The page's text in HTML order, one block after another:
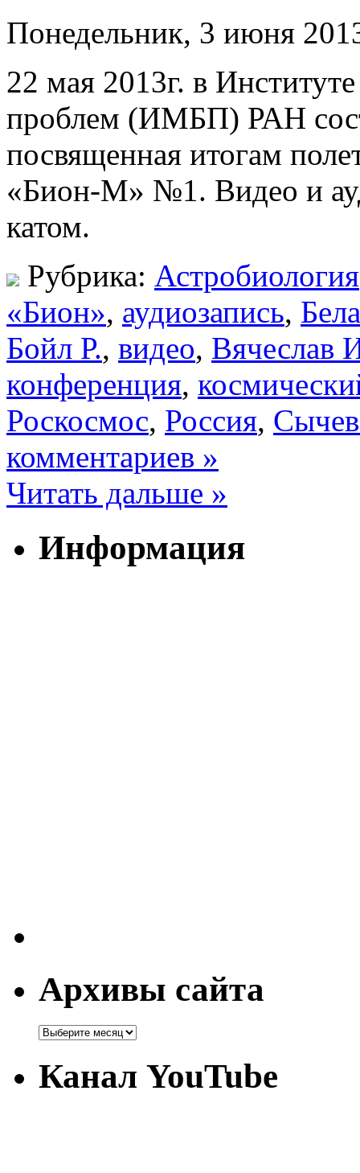
Понедельник, 3 июня
22 мая 2013г. в
проблем (ИМБП) РАН
посвященная итогам
«Бион-М» №1. Видео и
катом.
Рубрика: Астробиология
«Бион», аудиозапись,
Бойл Р., видео, Вячеслав
конференция,
Роскосмос, Россия,
комментариев »
Читать дальше »
Информация
Архивы сайта
Канал YouTube